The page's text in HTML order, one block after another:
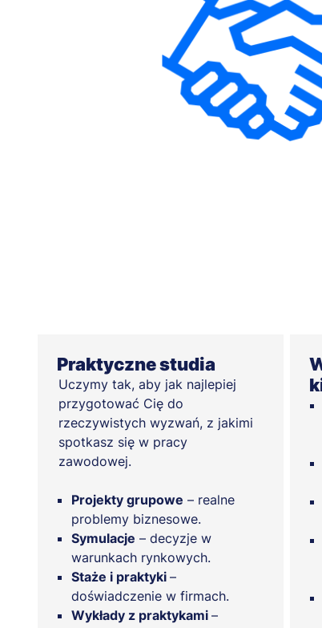
Praktyczne studia
Uczymy tak, aby jak najlepiej
przygotować Cię do
rzeczywistych wyzwań, z jakimi
spotkasz się w pracy
zawodowej.
Projekty grupowe – realne
problemy biznesowe.
Symulacje – decyzje w
warunkach rynkowych.
Staże i praktyki –
doświadczenie w firmach.
Wykłady z praktykami –